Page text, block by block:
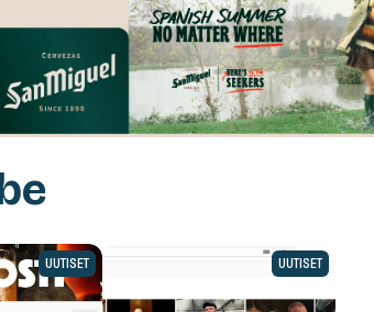
UUTISET UUTISET